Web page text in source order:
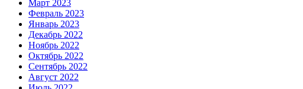
Март 2023
Февраль 2023
Январь 2023
Декабрь 2022
Ноябрь 2022
Октябрь 2022
Сентябрь 2022
Август 2022